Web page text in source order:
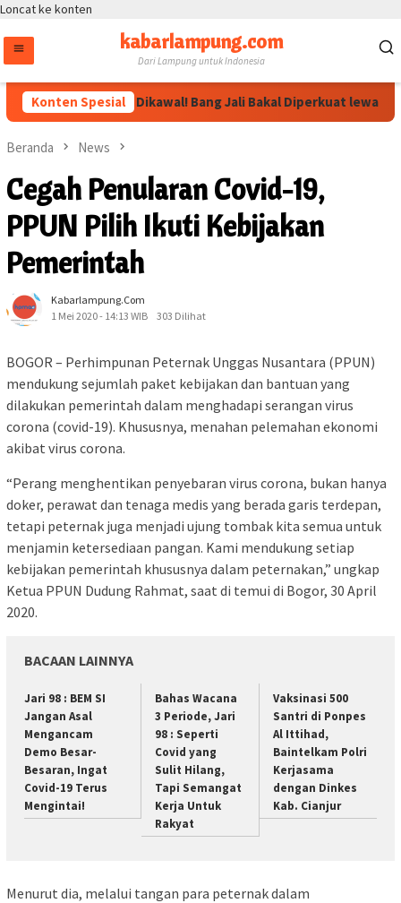
Loncat ke konten
kabarlampung.com
Dari Lampung untuk Indonesia
Konten Spesial
Arahan Megawati Dikawal! Bang Jali Bakal Diperkuat lewat
Beranda News
Cegah Penularan Covid-19,
PPUN Pilih Ikuti Kebijakan
Pemerintah
Kabarlampung.com
1 Mei 2020 - 14:13 WIB
303 Dilihat
BOGOR – Perhimpunan Peternak Unggas Nusantara (PPUN)
mendukung sejumlah paket kebijakan dan bantuan yang
dilakukan pemerintah dalam menghadapi serangan virus
corona (covid-19). Khususnya, menahan pelemahan ekonomi
akibat virus corona.
“Perang menghentikan penyebaran virus corona, bukan hanya
doker, perawat dan tenaga medis yang berada garis terdepan,
tetapi peternak juga menjadi ujung tombak kita semua untuk
menjamin ketersediaan pangan. Kami mendukung setiap
kebijakan pemerintah khususnya dalam peternakan,” ungkap
Ketua PPUN Dudung Rahmat, saat di temui di Bogor, 30 April
2020.
BACAAN LAINNYA
Jari 98 : BEM SI
Jangan Asal
Mengancam
Demo Besar-
Besaran, Ingat
Covid-19 Terus
Mengintai!
Bahas Wacana
3 Periode, Jari
98 : Seperti
Covid yang
Sulit Hilang,
Tapi Semangat
Kerja Untuk
Rakyat
Vaksinasi 500
Santri di Ponpes
Al Ittihad,
Baintelkam Polri
Kerjasama
dengan Dinkes
Kab. Cianjur
Menurut dia, melalui tangan para peternak dalam